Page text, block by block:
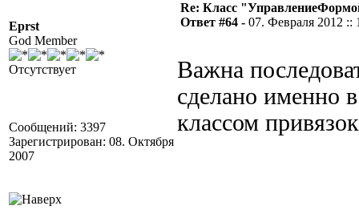
Eprst
God Member
Отсутствует
Сообщений: 3397
Зарегистрирован: 08. Октября
2007
Re: Класс
Ответ #64 - 07. Февраля 2012 ::
Важна
сделано именно
классом